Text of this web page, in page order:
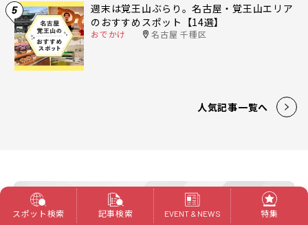
5
週末は覚王山ぶらり。名古屋・覚王山エリア
のおすすめスポット【14選】
おでかけ 名古屋 千種区
人気記事一覧へ
スポット検索 記事検索 EVENT & NEWS 特集